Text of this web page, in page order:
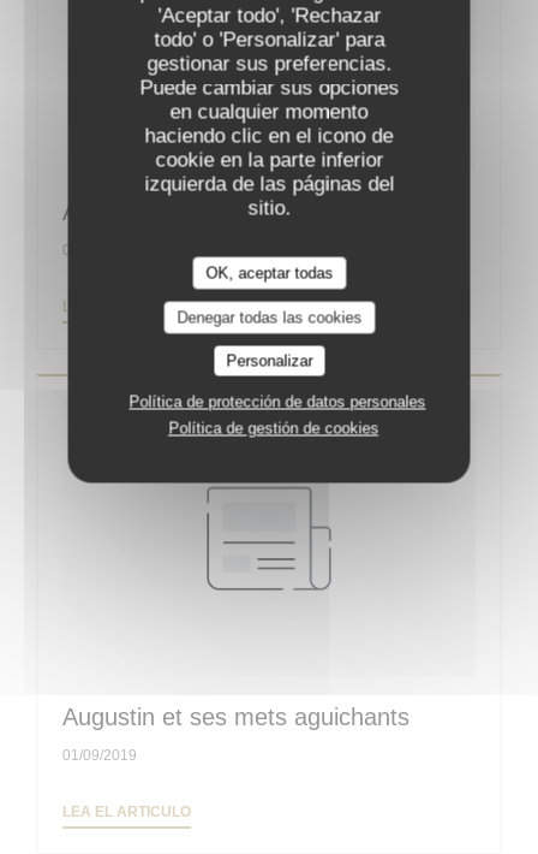
'Aceptar todo', 'Rechazar
todo' o 'Personalizar' para
gestionar sus preferencias.
Puede cambiar sus opciones
en cualquier momento
haciendo clic en el icono de
cookie en la parte inferior
izquierda de las páginas del
sitio.
OK, aceptar todas
Denegar todas las cookies
Personalizar
Política de protección de datos personales
Política de gestión de cookies
Augustin, la nouvelle bonne adresse
01/09/2019
LEA EL ARTICULO((ABRE EN UNA NUEVA VENTANA))
Augustin et ses mets aguichants
01/09/2019
LEA EL ARTICULO((ABRE EN UNA NUEVA VENTANA))